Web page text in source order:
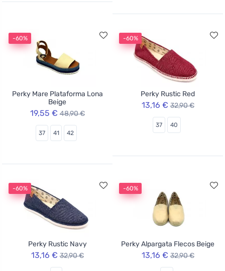
-60%
Perky Mare Plataforma Lona
Beige
19,55 € 48,90 €
37 41 42
-60%
Perky Rustic Red
13,16 € 32,90 €
37 40
-60%
Perky Rustic Navy
13,16 € 32,90 €
-60%
Perky Alpargata Flecos Beige
13,16 € 32,90 €